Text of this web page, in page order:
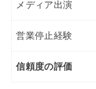
メディア出演
営業停止経験
信頼度の評価